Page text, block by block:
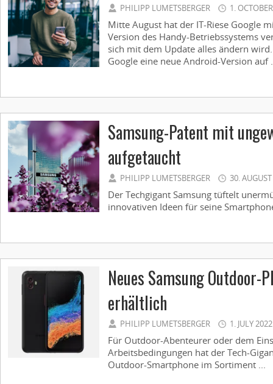
PHILIPP LUMETSBERGER 1.
Mitte August hat der IT-Riese Google
Version des Handy-Betriebssystems
sich mit dem Update alles ändern
Google eine neue Android-Version auf
Samsung-Patent mit
aufgetaucht
PHILIPP LUMETSBERGER 30.
Der Techgigant Samsung tüftelt
innovativen Ideen für seine
Neues Samsung Outdoor-
erhältlich
PHILIPP LUMETSBERGER 1. JULY 2022
Für Outdoor-Abenteurer oder dem
Arbeitsbedingungen hat der Tech-
Outdoor-Smartphone im Sortiment ...